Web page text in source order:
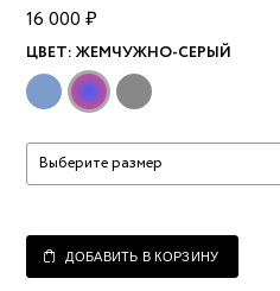
16 000 ₽
ЦВЕТ:ЖЕМЧУЖНО-СЕРЫЙ
Выберите размер
ДОБАВИТЬ В КОРЗИНУ